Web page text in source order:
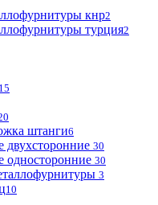
кнр2
турция2
15
штанги6
30
односторонние 30
3
10